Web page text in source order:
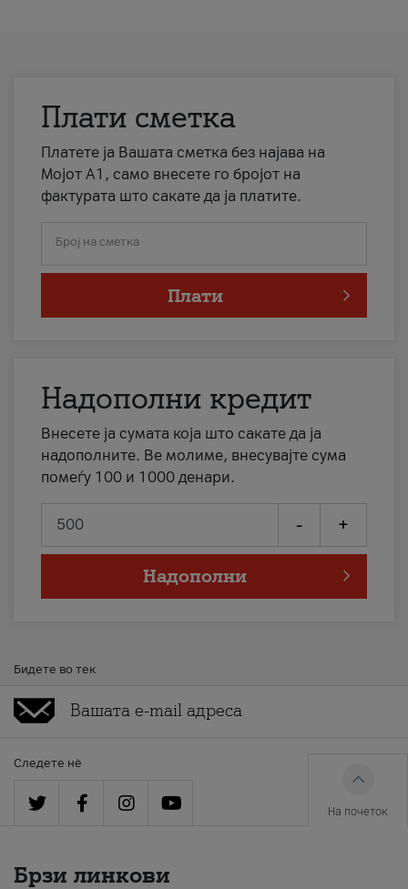
Плати сметка
Платете ја Вашата сметка без најава на
Мојот А1, само внесете го бројот на
фактурата што сакате да ја платите.
Број на сметка
Плати
Надополни кредит
Внесете ја сумата која што сакате да ја
надополните. Ве молиме, внесувајте сума
помеѓу 100 и 1000 денари.
- +
Надополни
Бидете во тек
Следете нè
На почеток
Брзи линкови